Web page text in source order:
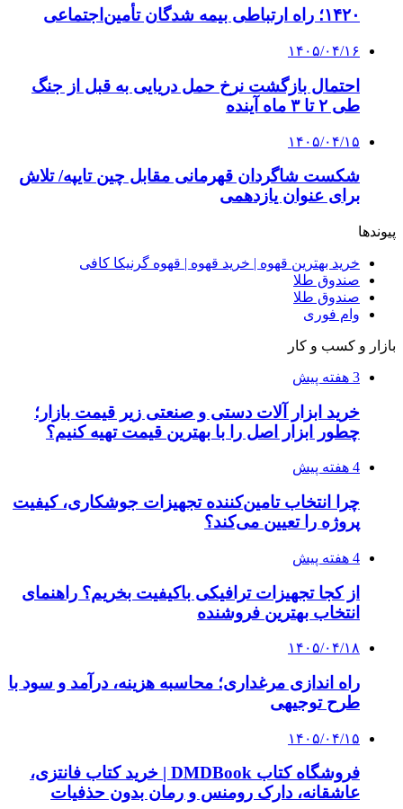
عاشقانه، دارک رومنس و رمان بدون حذفیات
۱۴۰۵/۰۴/۱۴
راهنمای جامع خرید تجهیزات اندازه گیری؛ چطور
دقیق‌ترین ابزارها را آنلاین بخریم؟
۱۴۰۵/۰۴/۰۹
آربی نوا؛ راهکار هوشمند برای شناسایی
فرصت‌های آربیتراژ ارز دیجیتال
۱۴۰۵/۰۴/۰۶
بروکر لایت فایننس (LiteFinance) چیست و چرا
محبوب شده است؟
۱۴۰۵/۰۳/۳۱
که نباید نادیده بگیرید
۱۴۰۵/۰۳/۲۸
چرا بسیاری از کسب‌وکارها بدون ثبت شرکت
نمی‌توانند با سازمان‌ها و شرکت‌های بزرگ همکاری
پیشنهاد سردبیر
قیمت طلا و سکه امروز شنبه ۴ مرداد ۱۴۰۴
۱۴۰۴/۰۵/۰۲
طلا هم به تعطیلات رفت؛ نوسان منفی قیمت در
تمامی عیارها و سکه‌ها
۱۴۰۴/۰۴/۲۱
۵۱۰ هزار تومان شد
۱۴۰۴/۰۴/۱۸